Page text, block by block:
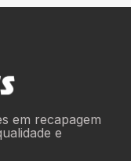
em recapagem
e